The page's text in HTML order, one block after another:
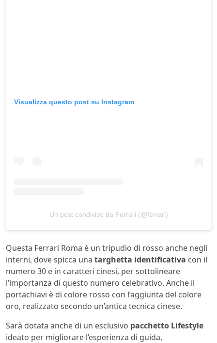
Visualizza questo post su Instagram
Un post condiviso da Ferrari (@ferrari)
Questa Ferrari Roma è un tripudio di rosso anche negli
interni, dove spicca una targhetta identificativa con il
numero 30 e in caratteri cinesi, per sottolineare
l’importanza di questo numero celebrativo. Anche il
portachiavi è di colore rosso con l’aggiunta del colore
oro, realizzato secondo un’antica tecnica cinese.
Sarà dotata anche di un esclusivo pacchetto Lifestyle
ideato per migliorare l’esperienza di guida,